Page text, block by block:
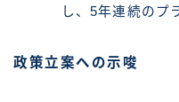
し、5年連続のプ
政策立案への示唆